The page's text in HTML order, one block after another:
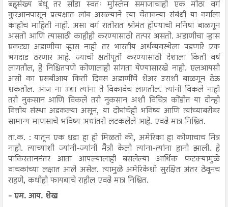
बहुसंख्य बंधू तर सोडा स्वतः मुस्लिम समाजाचाही एक मोठा वर्ग
कुरआनपासून प्रत्यक्षात लांब असल्याने त्या चेतावन्या संबंधी या वर्गाला
काहीच माहिती नाही. असा वर्ग रातोरात श्रीमंत होण्याची मनिषा बाळगून
असतो आणि त्यासाठी काहीही करण्यासाठी तत्पर असतो. अडाणीचा ऱ्हास
एकट्या अडाणीचा ऱ्हास नाही तर भारतीय अर्थव्यवस्थेला पडणारे एक
भगदाड ठरणार आहे. ज्याची क्षतीपूर्ती करण्यासाठी देशाला किती वर्ष
लागतील, हे निश्चितपणे कोणालाही सांगता येण्यासारखे नाही. एलआयसी
असो का एसबीआय किती दिवस अडाणींचे शेअर उराशी बाळगून ठेऊ
शकतील. आज ना उद्या त्यांना ते विकावेच लागतील. त्यांनी विकले नाही
तरी नुकसान आणि विकले तरी नुकसान अशी विचित्र कोंडीत या दोन्ही
वित्तीय संस्था अडकल्या असून, या दोघांचेही भविष्य आणि त्यांच्याबरोबर
सामान्य माणसाचे भविष्य अधांतरी लटकलेले आहे. एवढे मात्र निश्चित.
ता.क. : यातून एक धडा हा ही मिळतो की, अमेरिका हा कोणाचाच मित्र
नाही. त्याच्याशी ज्यांनी-ज्यांनी मैत्री केली त्यांना-त्यांना हानी झाली. हे
पाकिस्ताननंतर आता आपल्यालाही बसलेल्या आर्थिक फटक्यामुळे
वाचकांच्या लक्षात आले असेल. त्यामुळे अमेरिकेशी सुरक्षित अंतर ठेवूनच
राहणे, कधीही फायद्याचे राहील एवढे मात्र निश्चित.
- एम. आय. शेख